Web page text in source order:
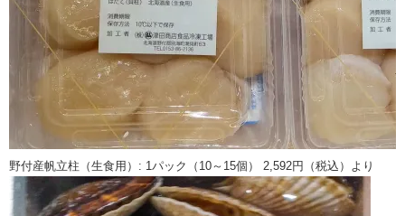
野付産帆立柱（生食用）: 1パック（10～15個） 2,592円（税込）より